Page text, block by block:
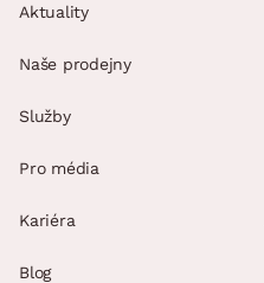
Aktuality
Naše prodejny
Služby
Pro média
Kariéra
Blog